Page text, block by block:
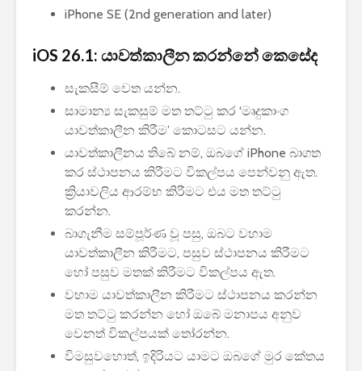
iPhone SE (2nd generation and later)
iOS 26.1: යාවත්කාලීන කරන්නේ කෙසේද
සැකසීම් වෙත යන්න.
සාමාන්‍ය සැකසුම් මත තට්ටු කර ‘මෘදුකාංග
යාවත්කාලීන කිරීම’ කොටසට යන්න.
යාවත්කාලීනය තිබේ නම්, ඔබගේ iPhone බාගත
කර ස්ථාපනය කිරීමට විකල්පය පෙන්වනු ඇත.
ක්‍රියාවලිය ආරම්භ කිරීමට එය මත තට්ටු
කරන්න.
බාගැනීම සම්පූර්ණ වූ පසු, ඔබට වහාම
යාවත්කාලීන කිරීමට, පසුව ස්ථාපනය කිරීමට
හෝ පසුව මතක් කිරීමට විකල්පය ඇත.
වහාම යාවත්කාලීන කිරීමට ස්ථාපනය කරන්න
මත තට්ටු කරන්න හෝ ඔබේ මනාපය අනුව
වෙනත් විකල්පයක් තෝරන්න.
විමසුවහොත්, ඉදිරියට යාමට ඔබගේ මුර කේතය